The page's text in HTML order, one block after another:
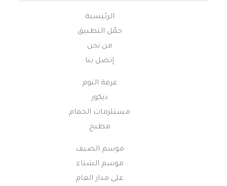
الرئيسية
حمّل التطبيق
من نحن
إتصل بنا
غرفة النوم
ديكور
مستلزمات الحمام
مطبخ
موسم الصيف
موسم الشتاء
على مدار العام